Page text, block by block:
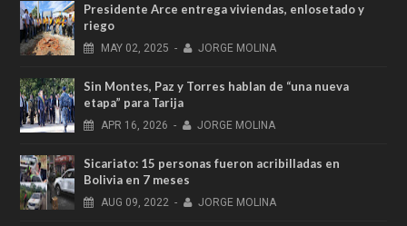
Presidente Arce entrega viviendas, enlosetado y
riego
MAY 02, 2025 - JORGE MOLINA
Sin Montes, Paz y Torres hablan de “una nueva
etapa” para Tarija
APR 16, 2026 - JORGE MOLINA
Sicariato: 15 personas fueron acribilladas en
Bolivia en 7 meses
AUG 09, 2022 - JORGE MOLINA